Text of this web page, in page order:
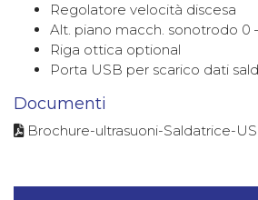
Regolatore velocità discesa
Alt. piano macch. sonotrodo 0
Riga ottica optional
Porta USB per scarico dati
Documenti
Brochure-ultrasuoni-Saldatrice-